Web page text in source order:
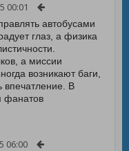
00:01
автобусами
глаз, а физика
а миссии
возникают баги,
впечатление. В
фанатов
06:00